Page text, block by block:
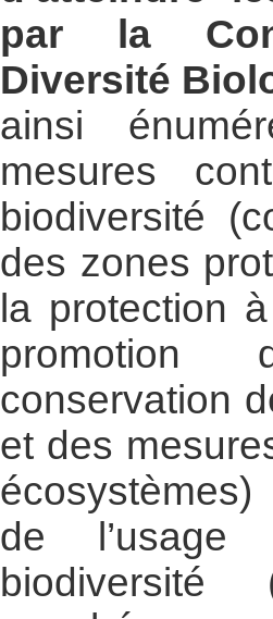
par la
Diversité
ainsi
mesures
biodiversité
des zones
la protection
conservation
et des
de
biodiversité